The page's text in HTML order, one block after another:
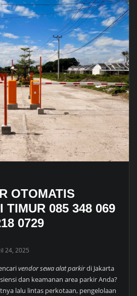
OTOMATIS
TIMUR 085 348 069
0729
24, 2025
vendor sewa alat parkirdi Jakarta
dan keamanan area parkir Anda?
lalu lintas perkotaan, pengelolaan